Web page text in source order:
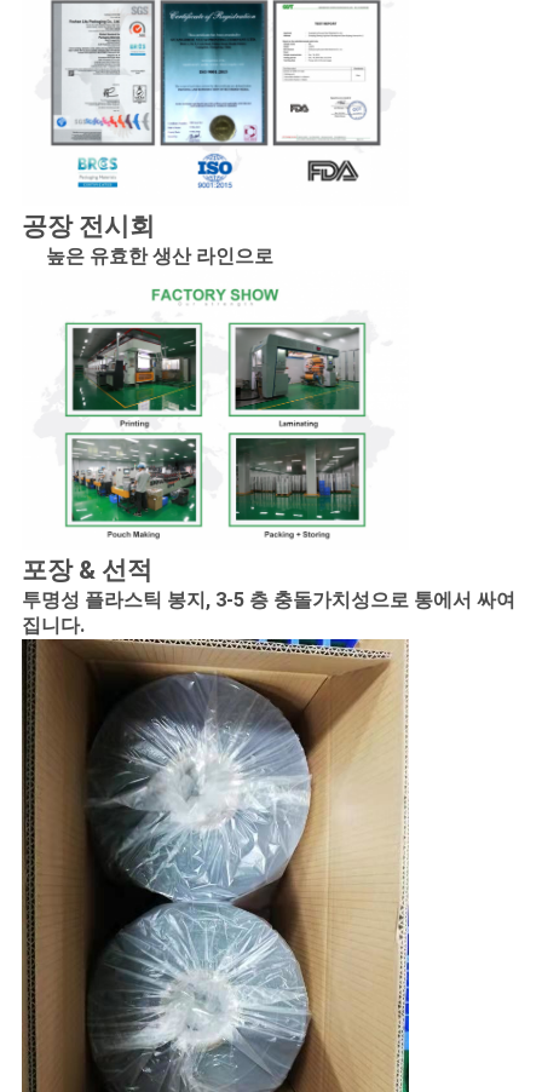
공장 전시회
높은 유효한 생산 라인으로
포장 & 선적
투명성 플라스틱 봉지, 3-5 층 충돌가치성으로 통에서 싸여
집니다.